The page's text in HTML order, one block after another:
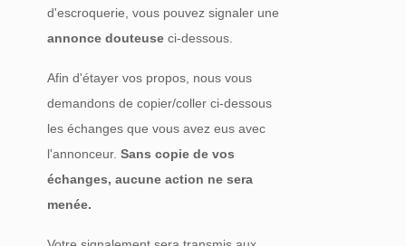
d'escroquerie, vous pouvez signaler une
annonce douteuse ci-dessous.
Afin d'étayer vos propos, nous vous
demandons de copier/coller ci-dessous
les échanges que vous avez eus avec
l'annonceur.Sans copie de vos
échanges, aucune action ne sera
menée.